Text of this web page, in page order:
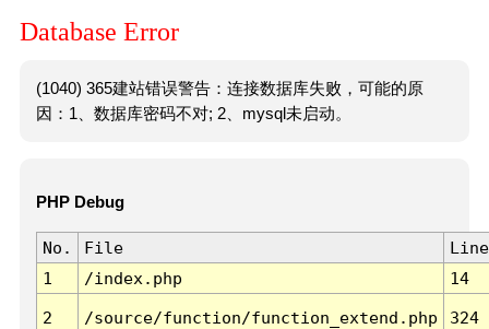
Database Error
(1040) 365建站错误警告：连接数据库失败，可能的原
因：1、数据库密码不对; 2、mysql未启动。
PHP Debug
No. File
Line
1
/index.php 14
2 /source/function/function_extend.php 324